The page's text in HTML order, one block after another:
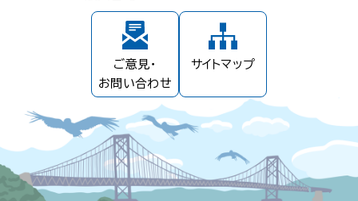
ご意見・
お問い合わせ
サイトマップ